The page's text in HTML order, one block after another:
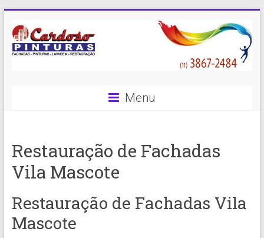
content
Predial
com
qualidade
eficiência
é
com
Menu
Restauração de Fachadas
Vila Mascote
Restauração de Fachadas Vila
Mascote